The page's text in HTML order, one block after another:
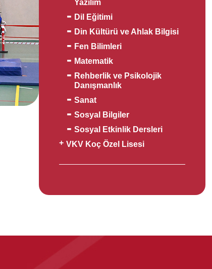
Yazılım
Dil Eğitimi
Din Kültürü ve Ahlak Bilgisi
Fen Bilimleri
Matematik
Rehberlik ve Psikolojik
Danışmanlık
Sanat
Sosyal Bilgiler
Sosyal Etkinlik Dersleri
VKV Koç Özel Lisesi